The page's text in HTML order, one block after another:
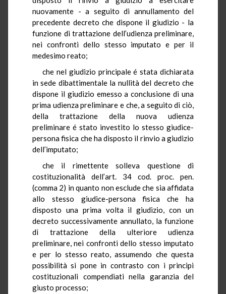
nuovamente - a seguito di annullamento del
precedente decreto che dispone il giudizio - la
funzione di trattazione dell’udienza preliminare,
nei confronti dello stesso imputato e per il
medesimo reato;
che nel giudizio principale é stata dichiarata
in sede dibattimentale la nullità del decreto che
dispone il giudizio emesso a conclusione di una
prima udienza preliminare e che, a seguito di ciò,
della trattazione della nuova udienza
preliminare é stato investito lo stesso giudice-
persona fisica che ha disposto il rinvio a giudizio
dell’imputato;
che il rimettente solleva questione di
costituzionalità dell’art. 34 cod. proc. pen.
(comma 2) in quanto non esclude che sia affidata
allo stesso giudice-persona fisica che ha
disposto una prima volta il giudizio, con un
decreto successivamente annullato, la funzione
di trattazione della ulteriore udienza
preliminare, nei confronti dello stesso imputato
e per lo stesso reato, assumendo che questa
possibilità si pone in contrasto con i principi
costituzionali compendiati nella garanzia del
giusto processo;